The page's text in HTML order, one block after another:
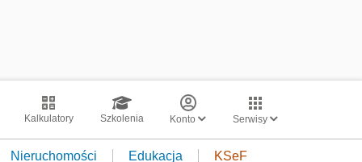
Kalkulatory Szkolenia Konto Serwisy
Nieruchomości Edukacja KSeF